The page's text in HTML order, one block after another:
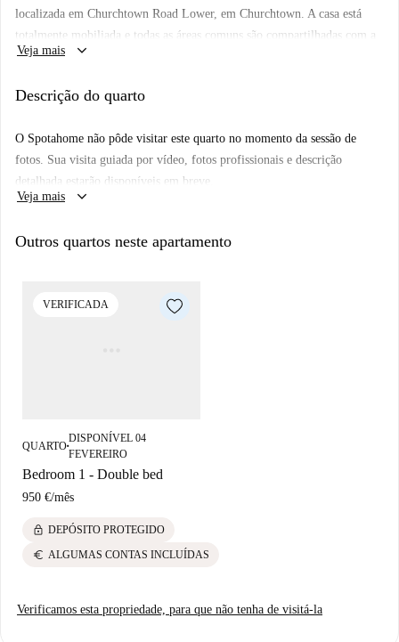
localizada em Churchtown Road Lower, em Churchtown. A casa está
totalmente mobiliada e todas as áreas comuns são compartilhadas com a
proprietária e sua família. A cozinha está totalmente equipada e tem vista
Churchtown é uma área pitoresca com muitos passeios pela natureza e
apenas 15 minutos da cidade!
Veja mais keyboard_arrow_down
Descrição do quarto
O Spotahome não pôde visitar este quarto no momento da sessão de
fotos. Sua visita guiada por vídeo, fotos profissionais e descrição
detalhada estarão disponíveis em breve.
Veja mais keyboard_arrow_down
Outros quartos neste apartamento
VERIFICADA
QUARTO■
DISPONÍVEL 04
FEVEREIRO
Bedroom 1 - Double bed
950 €/mês
lock DEPÓSITO PROTEGIDO
euro ALGUMAS CONTAS INCLUÍDAS
Verificamos esta propriedade, para que não tenha de visitá-la